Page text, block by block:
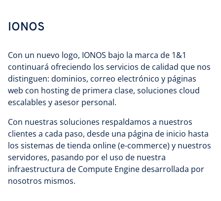
IONOS
Con un nuevo logo, IONOS bajo la marca de 1&1
continuará ofreciendo los servicios de calidad que nos
distinguen: dominios, correo electrónico y páginas
web con hosting de primera clase, soluciones cloud
escalables y asesor personal.
Con nuestras soluciones respaldamos a nuestros
clientes a cada paso, desde una página de inicio hasta
los sistemas de tienda online (e-commerce) y nuestros
servidores, pasando por el uso de nuestra
infraestructura de Compute Engine desarrollada por
nosotros mismos.